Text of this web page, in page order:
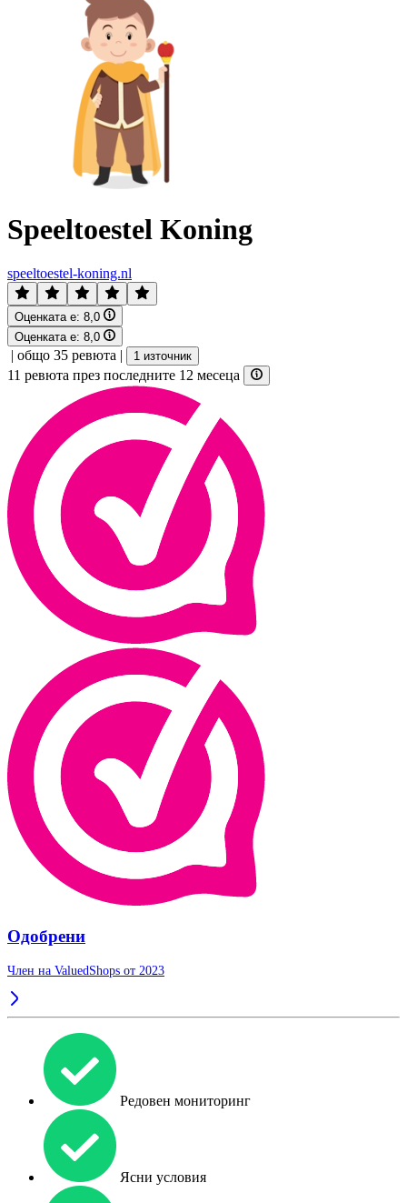
Speeltoestel Koning
speeltoestel-koning.nl
Оценката е: 8,0
Оценката е: 8,0
| общо 35 ревюта | 1 източник
11 ревюта през последните 12 месеца
Одобрени
Член на ValuedShops от 2023
Редовен мониторинг
Ясни условия